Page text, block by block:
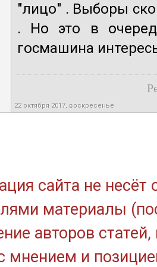
"лицо" . Выборы
. Но это в
госмашина
22 октября 2017, воскресенье
сайта не
материалы
авторов
мнением и